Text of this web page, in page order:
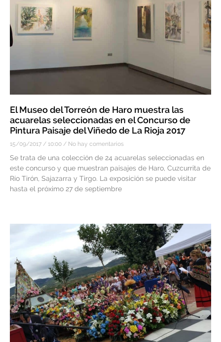
El Museo del Torreón de Haro muestra las
acuarelas seleccionadas en el Concurso de
Pintura Paisaje del Viñedo de La Rioja 2017
15/09/2017 10:00 No hay comentarios
Se trata de una colección de 24 acuarelas seleccionadas en
este concurso y que muestran paisajes de Haro, Cuzcurrita de
Río Tirón, Sajazarra y Tirgo. La exposición se puede visitar
hasta el próximo 27 de septiembre